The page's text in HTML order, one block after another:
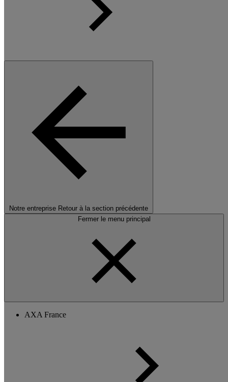
Notre entreprise Retour à la section précédente
Fermer le menu principal
AXA France